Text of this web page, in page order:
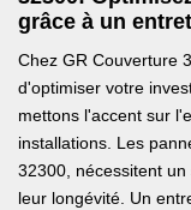
grâce à un
Chez GR Couverture
d'optimiser votre
mettons l'accent sur
installations. Les
32300, nécessitent
leur longévité. Un